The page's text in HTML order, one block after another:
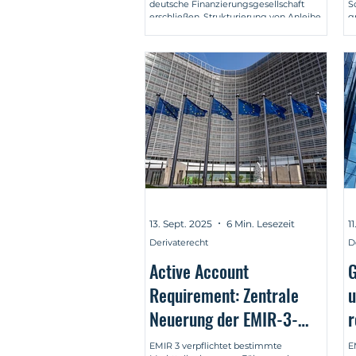
deutsche Finanzierungsgesellschaft
erschließen. Strukturierung von Anleihe,
Active Account
Requirement: Zentrale
Neuerung der EMIR-3-
Reform
EMIR 3 verpflichtet bestimmte
Derivaterecht
13. Sept. 2025 6 Min. Lesezeit